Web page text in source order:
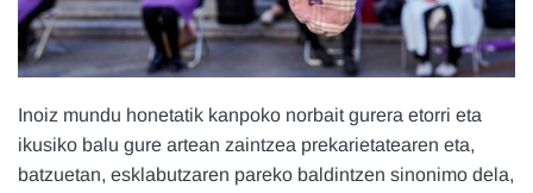
Inoiz mundu honetatik kanpoko norbait gurera etorri eta
ikusiko balu gure artean zaintzea prekarietatearen eta,
batzuetan, esklabutzaren pareko baldintzen sinonimo dela,